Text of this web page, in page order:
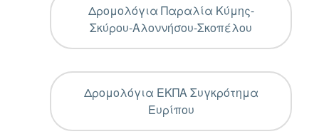
Δρομολόγια Παραλία Κύμης-
Σκύρου-Αλοννήσου-Σκοπέλου
Δρομολόγια ΕΚΠΑ Συγκρότημα
Ευρίπου